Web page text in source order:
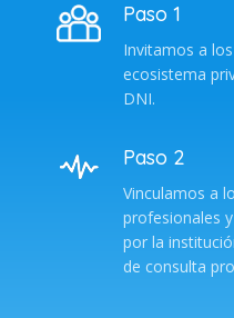
Paso 1
Invitamos a
ecosistema
DNI.
Paso 2
Vinculamos a
profesionales
por la
de consulta